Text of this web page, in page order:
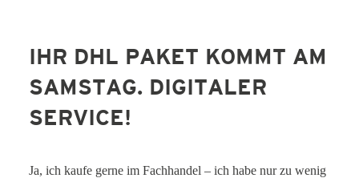
BERATUNG
SERVICE-BLOG
IHR DHL PAKET KOMMT AM
SAMSTAG. DIGITALER
SERVICE!
Ja, ich kaufe gerne im Fachhandel – ich habe nur zu wenig